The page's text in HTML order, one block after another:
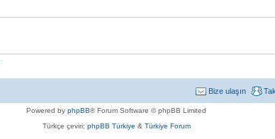
Bize ulaşın
Powered by phpBB® Forum Software © phpBB Limited
Türkçe çeviri: phpBB Türkiye & Türkiye Forum